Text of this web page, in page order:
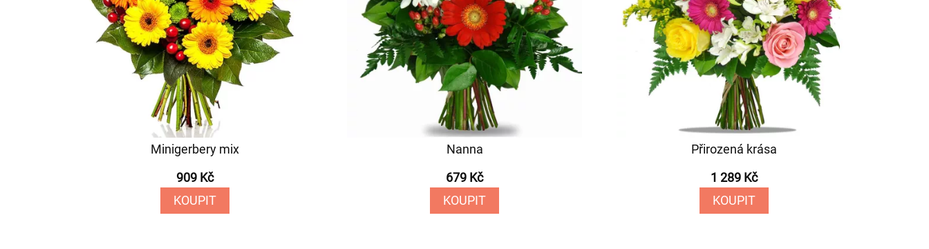
Minigerbery mix
909 Kč
KOUPIT
Nanna
679 Kč
KOUPIT
Přirozená krása
1 289 Kč
KOUPIT